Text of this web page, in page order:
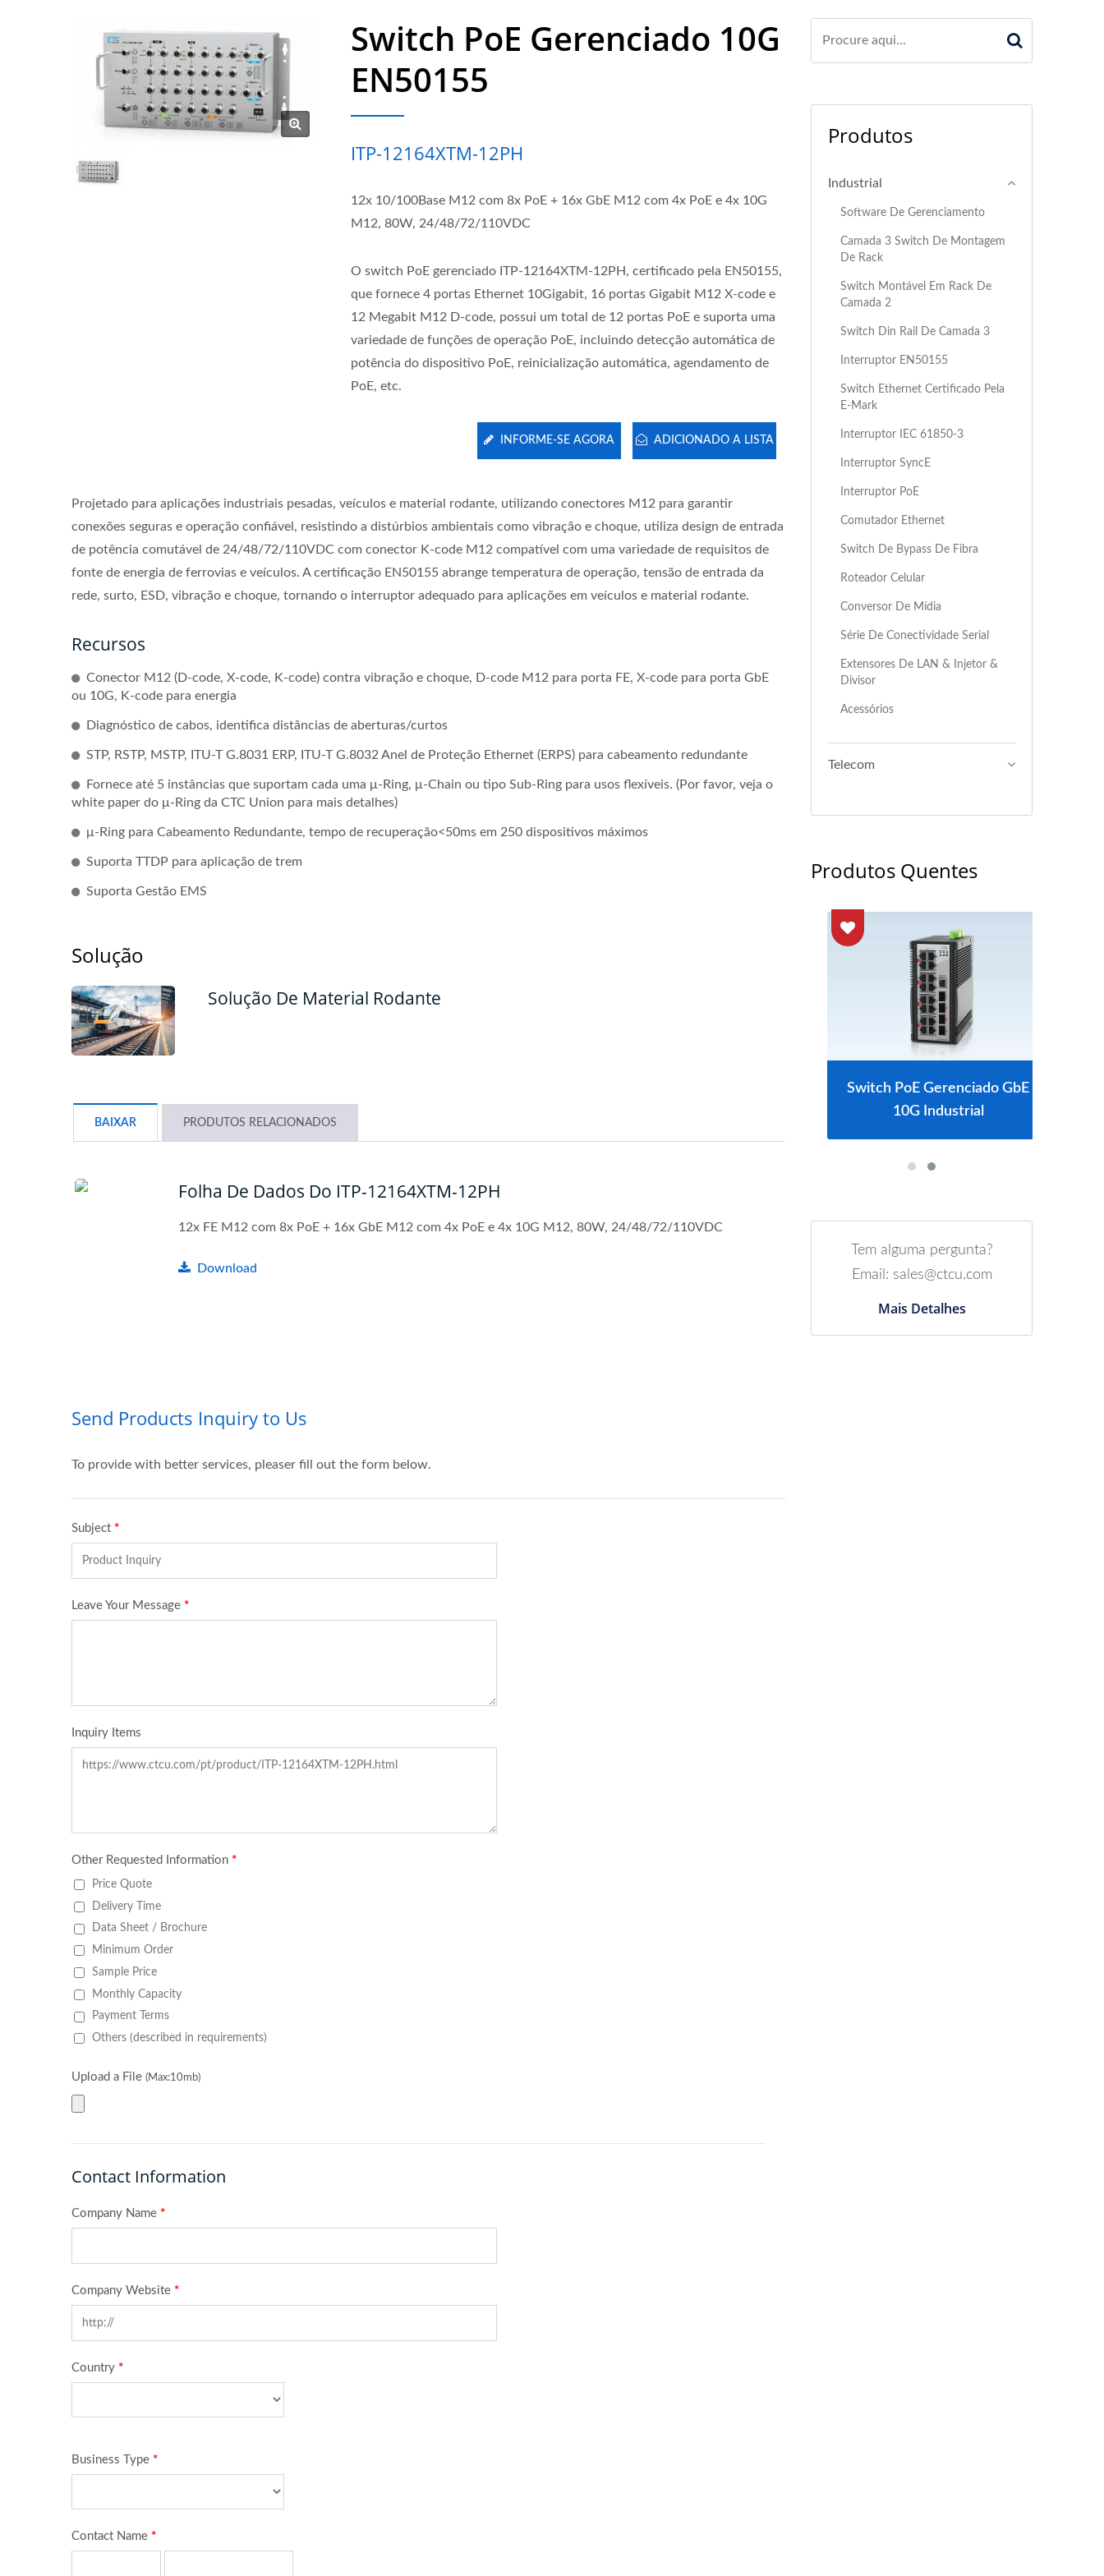
Switch PoE Gerenciado 10G
EN50155
ITP-12164XTM-12PH
12x 10/100Base M12 com 8x PoE + 16x GbE M12 com 4x PoE e 4x 10G
M12, 80W, 24/48/72/110VDC
O switch PoE gerenciado ITP-12164XTM-12PH, certificado pela EN50155,
que fornece 4 portas Ethernet 10Gigabit, 16 portas Gigabit M12 X-code e
12 Megabit M12 D-code, possui um total de 12 portas PoE e suporta uma
variedade de funções de operação PoE, incluindo detecção automática de
potência do dispositivo PoE, reinicialização automática, agendamento de
PoE, etc.
ADICIONADO A LISTA
INFORME-SE AGORA
Projetado para aplicações industriais pesadas, veículos e material rodante, utilizando conectores M12 para garantir
conexões seguras e operação confiável, resistindo a distúrbios ambientais como vibração e choque, utiliza design de entrada
de potência comutável de 24/48/72/110VDC com conector K-code M12 compatível com uma variedade de requisitos de
fonte de energia de ferrovias e veículos. A certificação EN50155 abrange temperatura de operação, tensão de entrada da
rede, surto, ESD, vibração e choque, tornando o interruptor adequado para aplicações em veículos e material rodante.
Recursos
Conector M12 (D-code, X-code, K-code) contra vibração e choque, D-code M12 para porta FE, X-code para porta GbE
ou 10G, K-code para energia
Diagnóstico de cabos, identifica distâncias de aberturas/curtos
STP, RSTP, MSTP, ITU-T G.8031 ERP, ITU-T G.8032 Anel de Proteção Ethernet (ERPS) para cabeamento redundante
Fornece até 5 instâncias que suportam cada uma μ-Ring, μ-Chain ou tipo Sub-Ring para usos flexíveis. (Por favor, veja o
white paper do μ-Ring da CTC Union para mais detalhes)
μ-Ring para Cabeamento Redundante, tempo de recuperação<50ms em 250 dispositivos máximos
Suporta TTDP para aplicação de trem
Suporta Gestão EMS
Solução
Solução De Material Rodante
BAIXAR PRODUTOS RELACIONADOS
Folha De Dados Do ITP-12164XTM-12PH
12x FE M12 com 8x PoE + 16x GbE M12 com 4x PoE e 4x 10G M12, 80W, 24/48/72/110VDC
Download
Produtos
Industrial
Software De Gerenciamento
Camada 3 Switch De Montagem
De Rack
Switch Montável Em Rack De
Camada 2
Switch Din Rail De Camada 3
Interruptor EN50155
Switch Ethernet Certificado Pela
E-Mark
Interruptor IEC 61850-3
Interruptor SyncE
Interruptor PoE
Comutador Ethernet
Switch De Bypass De Fibra
Roteador Celular
Conversor De Mídia
Série De Conectividade Serial
Extensores De LAN & Injetor &
Divisor
Acessórios
Telecom
Produtos Quentes
Switch PoE Gerenciado GbE
10G Industrial
Tem alguma pergunta?
Email: sales@ctcu.com
Mais Detalhes